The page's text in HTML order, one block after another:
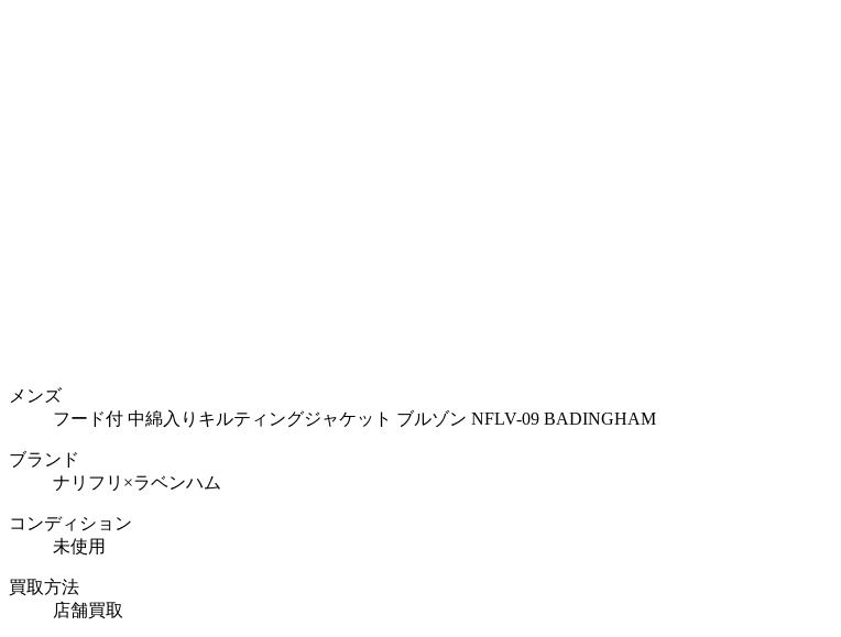
メンズ
フード付 中綿入りキルティングジャケット ブルゾン NFLV-09 BADINGHAM
ブランド
ナリフリ×ラベンハム
コンディション
未使用
買取方法
店舗買取